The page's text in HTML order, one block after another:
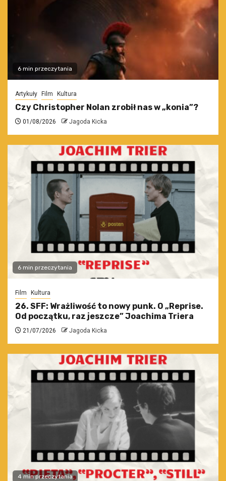
6 min przeczytania
Artykuły Film Kultura
Czy Christopher Nolan zrobił nas w „konia”?
01/08/2026 Jagoda Kicka
6 min przeczytania
Film Kultura
26. SFF: Wrażliwość to nowy punk. O „Reprise.
Od początku, raz jeszcze” Joachima Triera
21/07/2026 Jagoda Kicka
4 min przeczytania